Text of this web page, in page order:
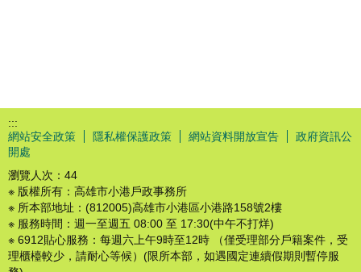
:::
網站安全政策
隱私權保護政策 網站資料開放宣告
政府資訊公
開處
瀏覽人次： 44
※ 版權所有：高雄市小港戶政事務所
※ 所本部地址：(812005)高雄市小港區小港路158號2樓
※ 服務時間：週一至週五 08:00 至 17:30(中午不打烊)
※ 6912貼心服務：每週六上午9時至12時 （僅受理部分戶籍案件，受
理櫃檯較少，請耐心等候）(限所本部，如遇國定連續假期則暫停服